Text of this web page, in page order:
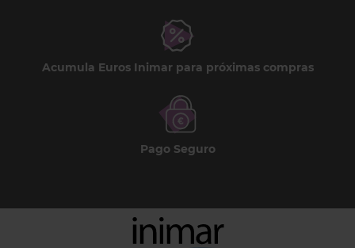
Acumula Euros Inimar para próximas compras
Pago Seguro